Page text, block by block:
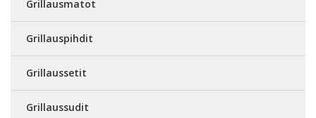
Grillausmatot
Grillauspihdit
Grillaussetit
Grillaussudit